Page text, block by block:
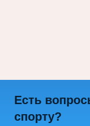
Есть
спорту?